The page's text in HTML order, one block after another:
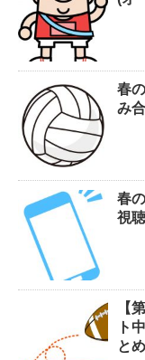
春
み
春
視
【
ト
と